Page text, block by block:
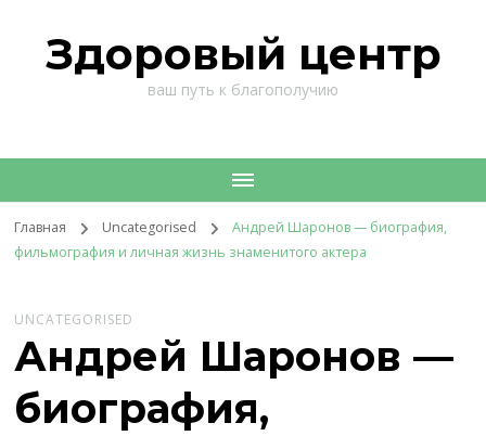
Здоровый центр
ваш путь к благополучию
Главная Uncategorised
Андрей Шаронов — биография,
фильмография и личная жизнь знаменитого актера
UNCATEGORISED
Андрей Шаронов —
биография,